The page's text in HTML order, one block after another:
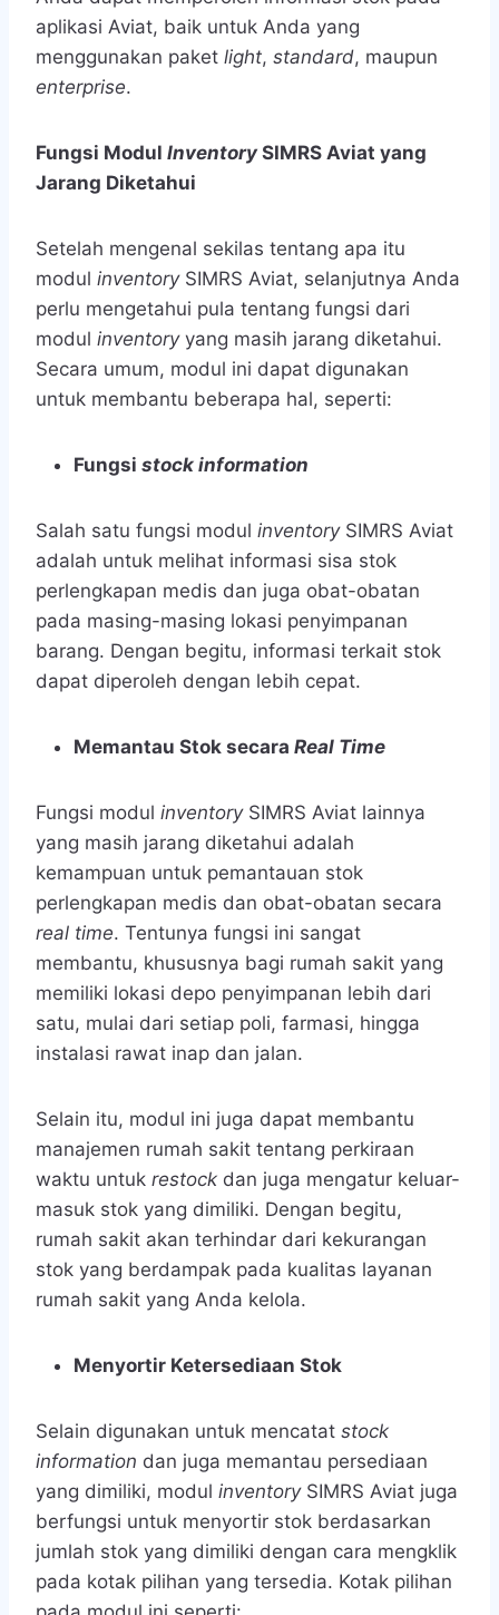
aplikasi Aviat, baik untuk Anda yang
menggunakan paket light, standard, maupun
enterprise.
Fungsi Modul Inventory SIMRS Aviat yang
Jarang Diketahui
Setelah mengenal sekilas tentang apa itu
modul inventory SIMRS Aviat, selanjutnya Anda
perlu mengetahui pula tentang fungsi dari
modul inventoryyang masih jarang diketahui.
Secara umum, modul ini dapat digunakan
untuk membantu beberapa hal, seperti:
Fungsi stock information
Salah satu fungsi modul inventory SIMRS Aviat
adalah untuk melihat informasi sisa stok
perlengkapan medis dan juga obat-obatan
pada masing-masing lokasi penyimpanan
barang. Dengan begitu, informasi terkait stok
dapat diperoleh dengan lebih cepat.
Memantau Stok secara Real Time
Fungsi modul inventory SIMRS Aviat lainnya
yang masih jarang diketahui adalah
kemampuan untuk pemantauan stok
perlengkapan medis dan obat-obatan secara
real time. Tentunya fungsi ini sangat
membantu, khususnya bagi rumah sakit yang
memiliki lokasi depo penyimpanan lebih dari
satu, mulai dari setiap poli, farmasi, hingga
instalasi rawat inap dan jalan.
Selain itu, modul ini juga dapat membantu
manajemen rumah sakit tentang perkiraan
waktu untuk restock dan juga mengatur keluar-
masuk stok yang dimiliki. Dengan begitu,
rumah sakit akan terhindar dari kekurangan
stok yang berdampak pada kualitas layanan
rumah sakit yang Anda kelola.
Menyortir Ketersediaan Stok
Selain digunakan untuk mencatat stock
information dan juga memantau persediaan
yang dimiliki, modul inventory SIMRS Aviat juga
berfungsi untuk menyortir stok berdasarkan
jumlah stok yang dimiliki dengan cara mengklik
pada kotak pilihan yang tersedia. Kotak pilihan